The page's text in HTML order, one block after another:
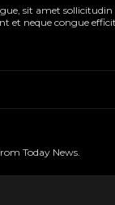
sit amet
et neque congue
Today News.